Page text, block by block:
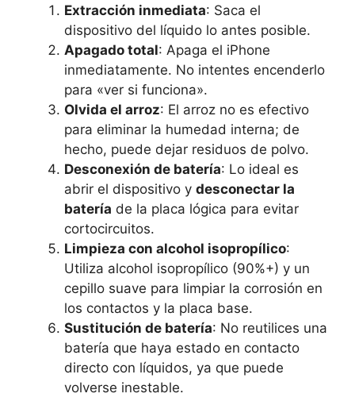
Extracción inmediata: Saca el
dispositivo del líquido lo antes posible.
Apagado total: Apaga el iPhone
inmediatamente. No intentes encenderlo
para «ver si funciona».
Olvida el arroz: El arroz no es efectivo
para eliminar la humedad interna; de
hecho, puede dejar residuos de polvo.
Desconexión de batería: Lo ideal es
abrir el dispositivo y desconectar la
batería de la placa lógica para evitar
cortocircuitos.
Limpieza con alcohol isopropílico:
Utiliza alcohol isopropílico (90%+) y un
cepillo suave para limpiar la corrosión en
los contactos y la placa base.
Sustitución de batería: No reutilices una
batería que haya estado en contacto
directo con líquidos, ya que puede
volverse inestable.